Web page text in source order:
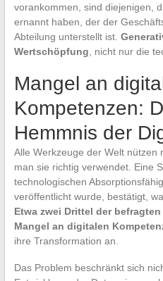
vorankommen, sind diejenigen,
ernannt haben, der der
Abteilung unterstellt ist.
Wertschöpfung , nicht nur die
Mangel an
Kompetenzen:
Hemmnis der
Alle Werkzeuge der Welt nützen
man sie richtig verwendet. Eine
technologischen
veröffentlicht wurde, bestätigt,
Etwa zwei Drittel der
Mangel an digitalen
ihre Transformation an.
Das Problem beschränkt sich